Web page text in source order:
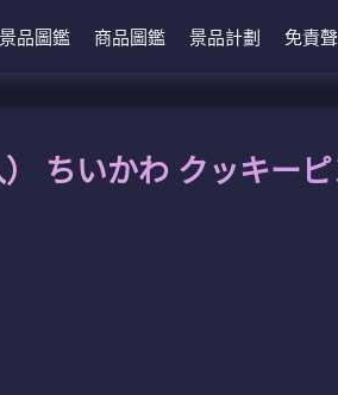
景品圖鑑 商品圖鑑 景品計劃 免責
ちいかわ クッキーピ